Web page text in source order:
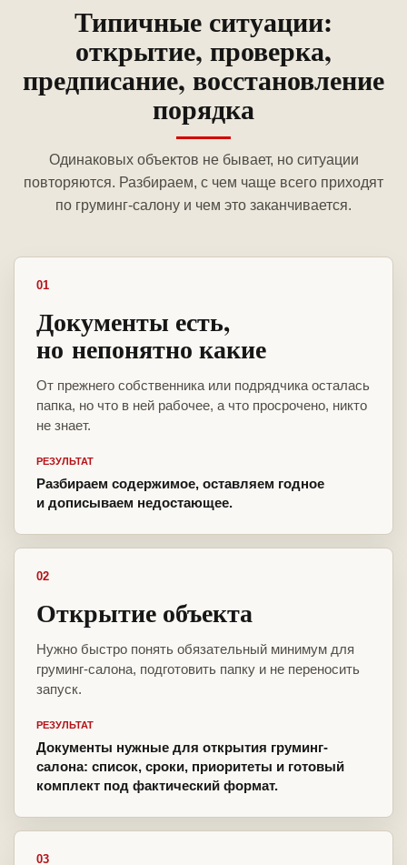
Типичные ситуации:
открытие, проверка,
предписание, восстановление
порядка
Одинаковых объектов не бывает, но ситуации
повторяются. Разбираем, с чем чаще всего приходят
по груминг-салону и чем это заканчивается.
01
Документы есть,
но непонятно какие
От прежнего собственника или подрядчика осталась
папка, но что в ней рабочее, а что просрочено, никто
не знает.
РЕЗУЛЬТАТ
Разбираем содержимое, оставляем годное
и дописываем недостающее.
02
Открытие объекта
Нужно быстро понять обязательный минимум для
груминг-салона, подготовить папку и не переносить
запуск.
РЕЗУЛЬТАТ
Документы нужные для открытия груминг-
салона: список, сроки, приоритеты и готовый
комплект под фактический формат.
03